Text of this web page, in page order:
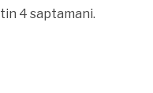
4 saptamani.